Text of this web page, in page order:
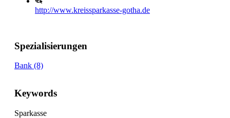
http://www.kreissparkasse-gotha.de
Spezialisierungen
Bank (8)
Keywords
Sparkasse